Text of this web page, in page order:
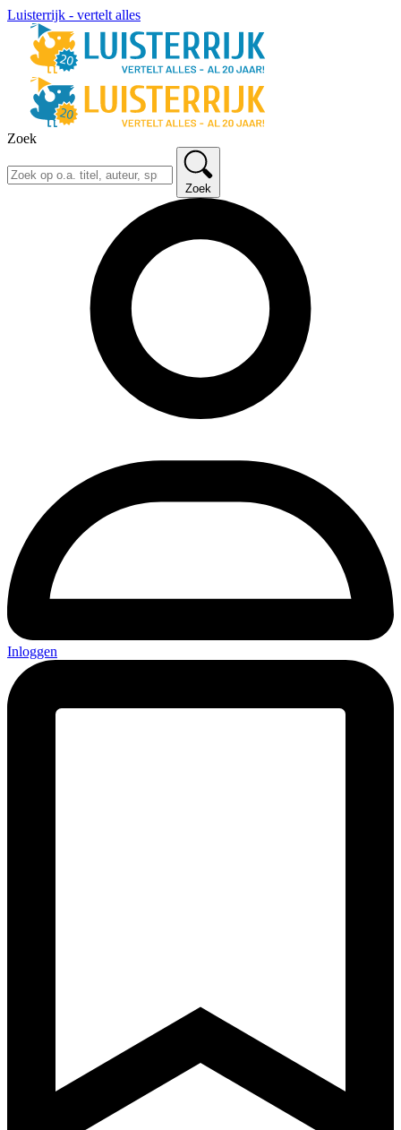
Luisterrijk - vertelt alles
Zoek
Zoek
Inloggen